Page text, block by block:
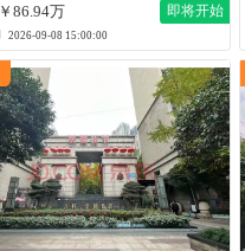
￥86.94万 即将开始
2026-09-08 15:00:00